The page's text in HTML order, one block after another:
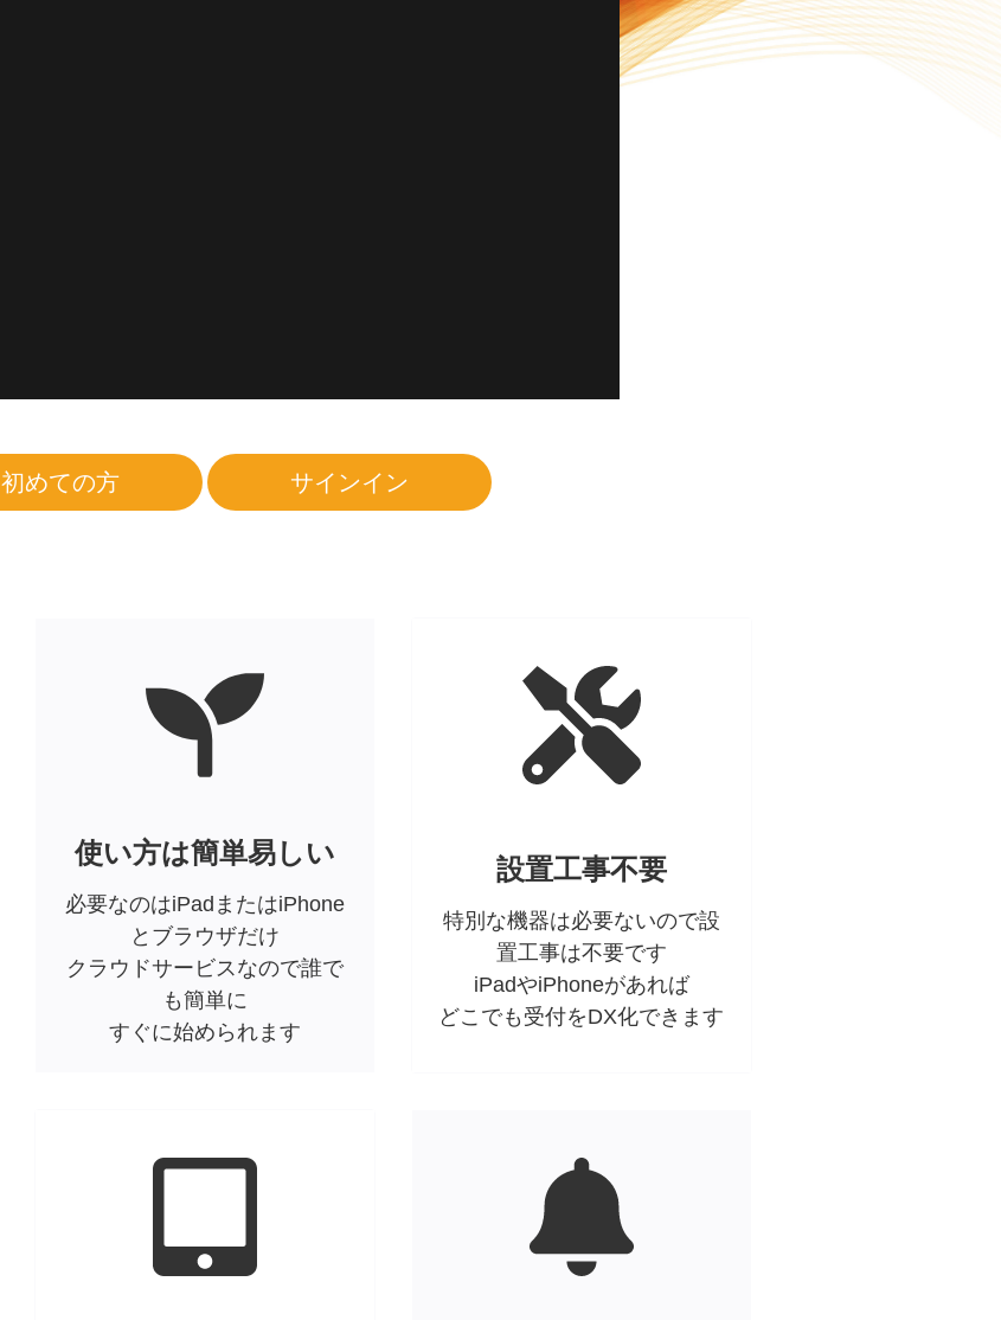
初めての方 サインイン
使い方は簡単易しい
必要なのはiPadまたはiPhone
とブラウザだけ
クラウドサービスなので誰で
も簡単に
すぐに始められます
設置工事不要
特別な機器は必要ないので設
置工事は不要です
iPadやiPhoneがあれば
どこでも受付をDX化できます